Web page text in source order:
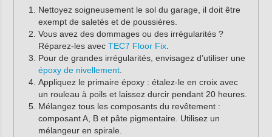
Nettoyez soigneusement le sol du garage, il doit être
exempt de saletés et de poussières.
Vous avez des dommages ou des irrégularités ?
Réparez-les avec TEC7 Floor Fix.
Pour de grandes irrégularités, envisagez d’utiliser une
époxy de nivellement.
Appliquez le primaire époxy : étalez-le en croix avec
un rouleau à poils et laissez durcir pendant 20 heures.
Mélangez tous les composants du revêtement :
composant A, B et pâte pigmentaire. Utilisez un
mélangeur en spirale.